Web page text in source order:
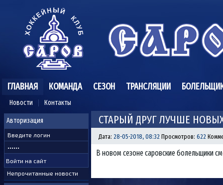
ГЛАВНАЯ
Новости Контакты
КОМАНДА СЕЗОН ТРАНСЛЯЦИИ
Авторизация
Непрочитанные новости
СТАРЫЙ ДРУГ ЛУЧШЕ
Дата: 28-05-2018, 08:32 Просмотров: 622
В новом сезоне саровские болельщики